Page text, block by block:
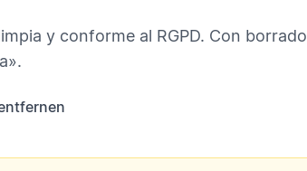
y conforme al RGPD. Con borrado